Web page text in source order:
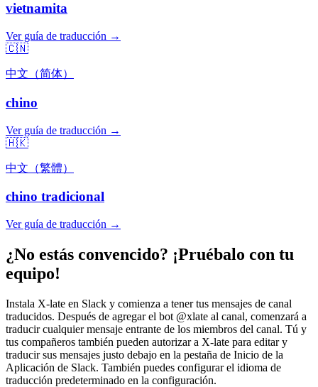
vietnamita
Ver guía de traducción →
🇨🇳
中文（简体）
chino
Ver guía de traducción →
🇭🇰
中文（繁體）
chino tradicional
Ver guía de traducción →
¿No estás convencido? ¡Pruébalo con tu
equipo!
Instala X-late en Slack y comienza a tener tus mensajes de canal
traducidos. Después de agregar el bot @xlate al canal, comenzará a
traducir cualquier mensaje entrante de los miembros del canal. Tú y
tus compañeros también pueden autorizar a X-late para editar y
traducir sus mensajes justo debajo en la pestaña de Inicio de la
Aplicación de Slack. También puedes configurar el idioma de
traducción predeterminado en la configuración.